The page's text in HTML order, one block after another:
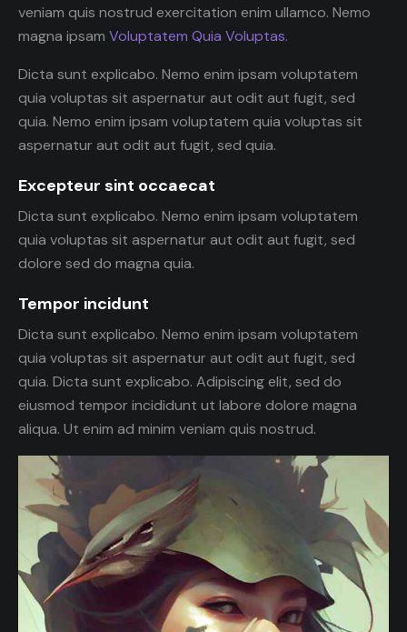
veniam quis nostrud exercitation enim ullamco. Nemo
magna ipsam Voluptatem Quia Voluptas.
Dicta sunt explicabo. Nemo enim ipsam voluptatem
quia voluptas sit aspernatur aut odit aut fugit, sed
quia. Nemo enim ipsam voluptatem quia voluptas sit
aspernatur aut odit aut fugit, sed quia.
Excepteur sint occaecat
Dicta sunt explicabo. Nemo enim ipsam voluptatem
quia voluptas sit aspernatur aut odit aut fugit, sed
dolore sed do magna quia.
Tempor incidunt
Dicta sunt explicabo. Nemo enim ipsam voluptatem
quia voluptas sit aspernatur aut odit aut fugit, sed
quia. Dicta sunt explicabo. Adipiscing elit, sed do
eiusmod tempor incididunt ut labore dolore magna
aliqua. Ut enim ad minim veniam quis nostrud.